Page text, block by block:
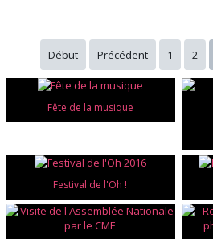
Début Précédent 1 2
Fête de la musique
Festival de l'Oh !